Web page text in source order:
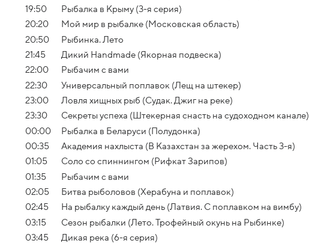
19:50
Рыбалка в Крыму (3-я серия)
20:20
Мой мир в рыбалке (Московская область)
20:50
Рыбинка. Лето
21:45
Дикий Handmade (Якорная подвеска)
22:00
Рыбачим с вами
22:30
Универсальный поплавок (Лещ на штекер)
23:00
Ловля хищных рыб (Судак. Джиг на реке)
23:30
Секреты успеха (Штекерная снасть на судоходном канале)
00:00
Рыбалка в Беларуси (Полудонка)
00:35
Академия нахлыста (В Казахстан за жерехом. Часть 3-я)
01:05
Соло со спиннингом (Рифкат Зарипов)
01:35
Рыбачим с вами
02:05
Битва рыболовов (Херабуна и поплавок)
02:45
На рыбалку каждый день (Латвия. С поплавком на вимбу)
03:15
Сезон рыбалки (Лето. Трофейный окунь на Рыбинке)
03:45
Дикая река (6-я серия)